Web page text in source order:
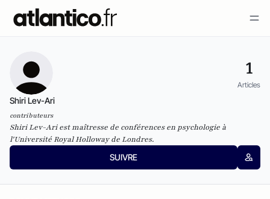
1
Articles
Shiri Lev-Ari
contributeurs
Shiri Lev-Ari est maîtresse de conférences en psychologie à
l'Université Royal Holloway de Londres.
SUIVRE